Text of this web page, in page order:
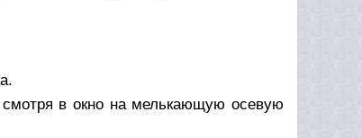
в окно на мелькающую осевую